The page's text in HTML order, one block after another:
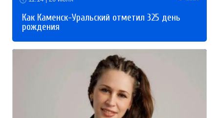
Как Каменск-Уральский отметил 325 день
рождения